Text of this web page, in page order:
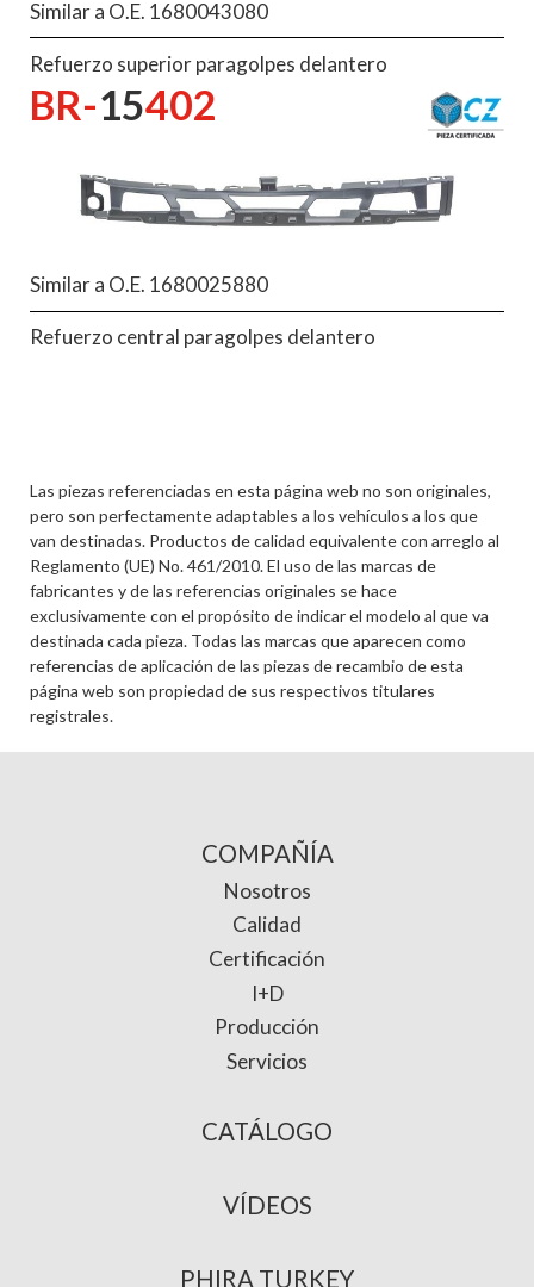
Similar a O.E. 1680043080
Refuerzo superior paragolpes delantero
BR-15402
Similar a O.E. 1680025880
Refuerzo central paragolpes delantero
Las piezas referenciadas en esta página web no son originales,
pero son perfectamente adaptables a los vehículos a los que
van destinadas. Productos de calidad equivalente con arreglo al
Reglamento (UE) No. 461/2010. El uso de las marcas de
fabricantes y de las referencias originales se hace
exclusivamente con el propósito de indicar el modelo al que va
destinada cada pieza. Todas las marcas que aparecen como
referencias de aplicación de las piezas de recambio de esta
página web son propiedad de sus respectivos titulares
registrales.
COMPAÑÍA
Nosotros
Calidad
Certificación
I+D
Producción
Servicios
CATÁLOGO
VÍDEOS
PHIRA TURKEY